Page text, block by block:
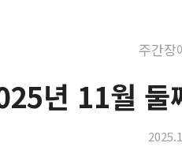
주간장
년 11월 둘